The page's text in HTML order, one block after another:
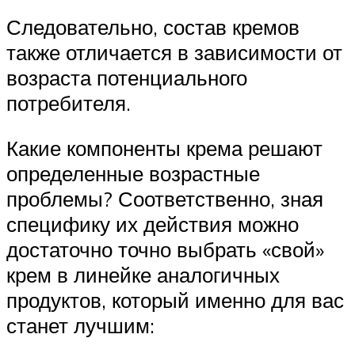
Следовательно, состав кремов
также отличается в зависимости от
возраста потенциального
потребителя.
Какие компоненты крема решают
определенные возрастные
проблемы? Соответственно, зная
специфику их действия можно
достаточно точно выбрать «свой»
крем в линейке аналогичных
продуктов, который именно для вас
станет лучшим: